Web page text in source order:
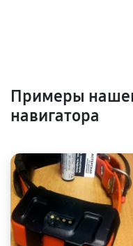
Примеры
навигатора